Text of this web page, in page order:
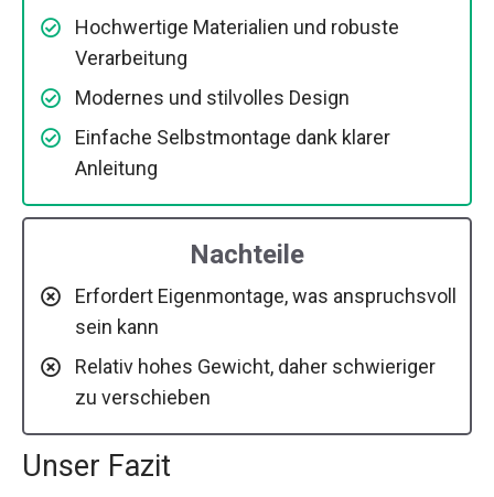
Hochwertige Materialien und robuste
Verarbeitung
Modernes und stilvolles Design
Einfache Selbstmontage dank klarer
Anleitung
Nachteile
Erfordert Eigenmontage, was anspruchsvoll
sein kann
Relativ hohes Gewicht, daher schwieriger
zu verschieben
Unser Fazit